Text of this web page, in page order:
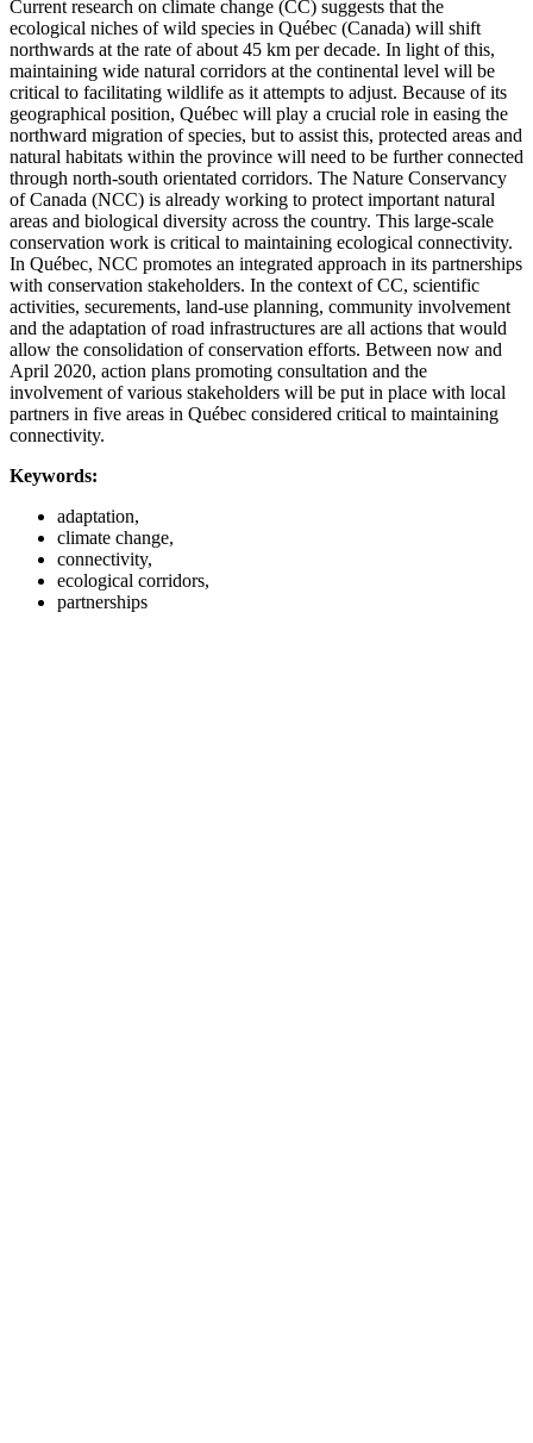
Current research on climate change (CC) suggests that the
ecological niches of wild species in Québec (Canada) will shift
northwards at the rate of about 45 km per decade. In light of this,
maintaining wide natural corridors at the continental level will be
critical to facilitating wildlife as it attempts to adjust. Because of its
geographical position, Québec will play a crucial role in easing the
northward migration of species, but to assist this, protected areas and
natural habitats within the province will need to be further connected
through north-south orientated corridors. The Nature Conservancy
of Canada (NCC) is already working to protect important natural
areas and biological diversity across the country. This large-scale
conservation work is critical to maintaining ecological connectivity.
In Québec, NCC promotes an integrated approach in its partnerships
with conservation stakeholders. In the context of CC, scientific
activities, securements, land-use planning, community involvement
and the adaptation of road infrastructures are all actions that would
allow the consolidation of conservation efforts. Between now and
April 2020, action plans promoting consultation and the
involvement of various stakeholders will be put in place with local
partners in five areas in Québec considered critical to maintaining
connectivity.
Keywords:
adaptation,
climate change,
connectivity,
ecological corridors,
partnerships